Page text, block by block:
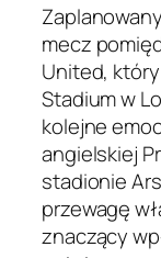
mecz
United,
Stadium w
kolejne
angielskiej
stadionie
przewagę
znaczący